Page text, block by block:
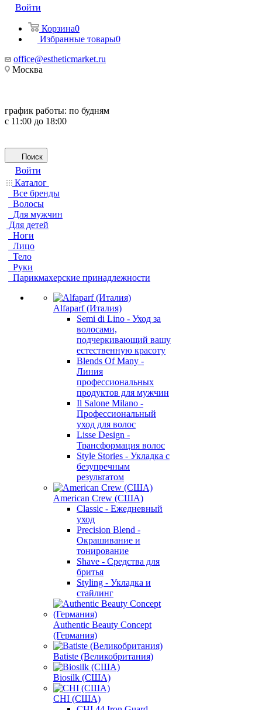
Войти
Корзина0
Избранные товары0
office@estheticmarket.ru
Москва
график работы: по будням
с 11:00 до 18:00
Поиск
Войти
Каталог
Все бренды
Волосы
Для мужчин
Для детей
Ноги
Лицо
Тело
Руки
Парикмахерские принадлежности
Alfaparf (Италия)
Semi di Lino - Уход за
волосами,
подчеркивающий вашу
естественную красоту
Blends Of Many -
Линия
профессиональных
продуктов для мужчин
Il Salone Milano -
Профессиональный
уход для волос
Lisse Design -
Трансформация волос
Style Stories - Укладка с
безупречным
результатом
American Crew (США)
Classic - Ежедневный
уход
Precision Blend -
Окрашивание и
тонирование
Shave - Средства для
бритья
Styling - Укладка и
стайлинг
Authentic Beauty Concept
(Германия)
Batiste (Великобритания)
Biosilk (США)
CHI (США)